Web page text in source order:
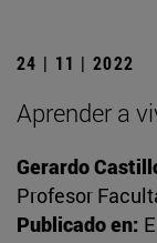
24 | 11 | 2022
Aprender a
Gerardo
Profesor
Publicado en: